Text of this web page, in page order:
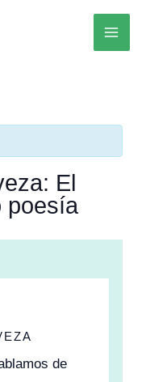
El
poesía
de